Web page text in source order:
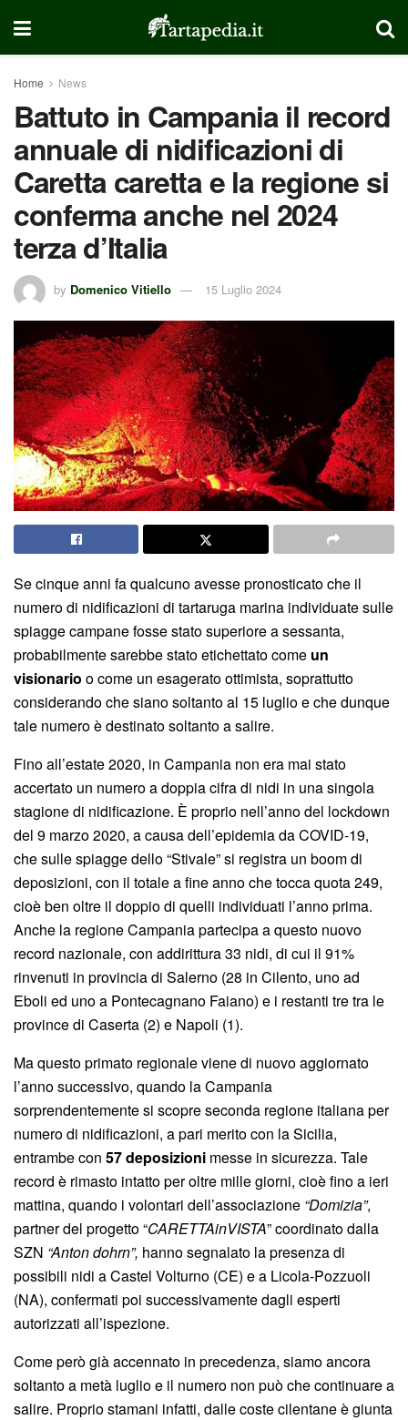
Home News
Battuto in Campania il record
annuale di nidificazioni di
Caretta caretta e la regione si
conferma anche nel 2024
terza d’Italia
by Domenico Vitiello 15 Luglio 2024
Se cinque anni fa qualcuno avesse pronosticato che il
numero di nidificazioni di tartaruga marina individuate sulle
spiagge campane fosse stato superiore a sessanta,
probabilmente sarebbe stato etichettato come un
visionario o come un esagerato ottimista, soprattutto
considerando che siano soltanto al 15 luglio e che dunque
tale numero è destinato soltanto a salire.
Fino all’estate 2020, in Campania non era mai stato
accertato un numero a doppia cifra di nidi in una singola
stagione di nidificazione. È proprio nell’anno del lockdown
del 9 marzo 2020, a causa dell’epidemia da COVID-19,
che sulle spiagge dello “Stivale” si registra un boom di
deposizioni, con il totale a fine anno che tocca quota 249,
cioè ben oltre il doppio di quelli individuati l’anno prima.
Anche la regione Campania partecipa a questo nuovo
record nazionale, con addirittura 33 nidi, di cui il 91%
rinvenuti in provincia di Salerno (28 in Cilento, uno ad
Eboli ed uno a Pontecagnano Faiano) e i restanti tre tra le
province di Caserta (2) e Napoli (1).
Ma questo primato regionale viene di nuovo aggiornato
l’anno successivo, quando la Campania
sorprendentemente si scopre seconda regione italiana per
numero di nidificazioni, a pari merito con la Sicilia,
entrambe con 57 deposizioni messe in sicurezza. Tale
record è rimasto intatto per oltre mille giorni, cioè fino a ieri
mattina, quando i volontari dell’associazione “Domizia”,
partner del progetto “CARETTAinVISTA” coordinato dalla
SZN “Anton dohrn”, hanno segnalato la presenza di
possibili nidi a Castel Volturno (CE) e a Licola-Pozzuoli
(NA), confermati poi successivamente dagli esperti
autorizzati all’ispezione.
Come però già accennato in precedenza, siamo ancora
soltanto a metà luglio e il numero non può che continuare a
salire. Proprio stamani infatti, dalle coste cilentane è giunta